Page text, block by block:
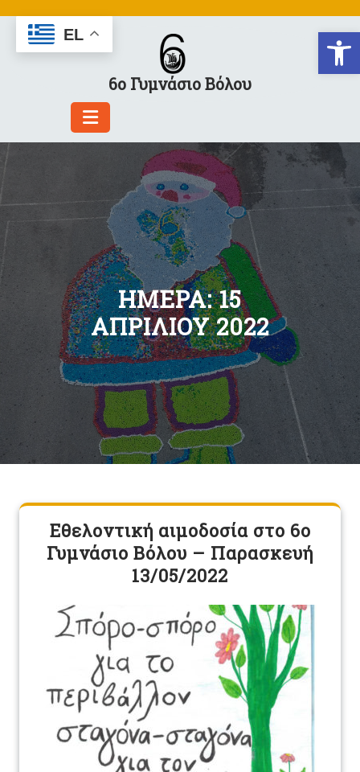
content
6ο Γυμνάσιο Βόλου
ΗΜΈΡΑ:15
ΑΠΡΙΛΊΟΥ 2022
Εθελοντική αιμοδοσία στο 6ο
Γυμνάσιο Βόλου – Παρασκευή
13/05/2022
EL